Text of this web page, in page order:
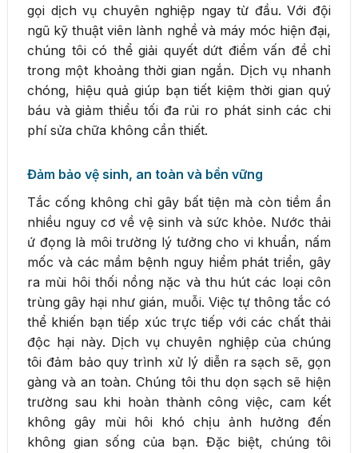
gọi dịch vụ chuyên nghiệp ngay từ đầu. Với đội
ngũ kỹ thuật viên lành nghề và máy móc hiện đại,
chúng tôi có thể giải quyết dứt điểm vấn đề chỉ
trong một khoảng thời gian ngắn. Dịch vụ nhanh
chóng, hiệu quả giúp bạn tiết kiệm thời gian quý
báu và giảm thiểu tối đa rủi ro phát sinh các chi
phí sửa chữa không cần thiết.
Đảm bảo vệ sinh, an toàn và bền vững
Tắc cống không chỉ gây bất tiện mà còn tiềm ẩn
nhiều nguy cơ về vệ sinh và sức khỏe. Nước thải
ứ đọng là môi trường lý tưởng cho vi khuẩn, nấm
mốc và các mầm bệnh nguy hiểm phát triển, gây
ra mùi hôi thối nồng nặc và thu hút các loại côn
trùng gây hại như gián, muỗi. Việc tự thông tắc có
thể khiến bạn tiếp xúc trực tiếp với các chất thải
độc hại này. Dịch vụ chuyên nghiệp của chúng
tôi đảm bảo quy trình xử lý diễn ra sạch sẽ, gọn
gàng và an toàn. Chúng tôi thu dọn sạch sẽ hiện
trường sau khi hoàn thành công việc, cam kết
không gây mùi hôi khó chịu ảnh hưởng đến
không gian sống của bạn. Đặc biệt, chúng tôi